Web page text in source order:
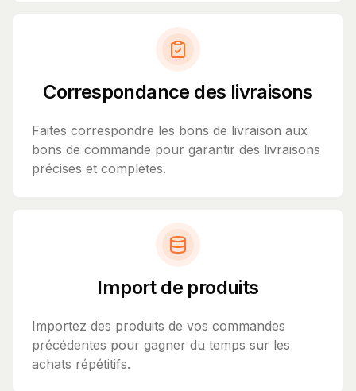
Correspondance des livraisons
Faites correspondre les bons de livraison aux
bons de commande pour garantir des livraisons
précises et complètes.
Import de produits
Importez des produits de vos commandes
précédentes pour gagner du temps sur les
achats répétitifs.